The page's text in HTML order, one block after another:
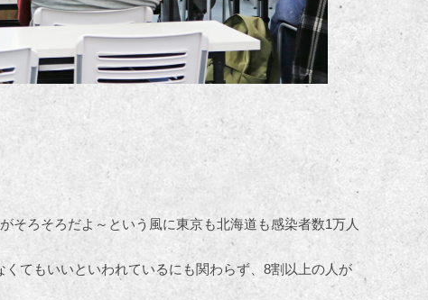
そろそろだよ～という風に東京も北海道も感染者数1万人
てもいいといわれているにも関わらず、8割以上の人が